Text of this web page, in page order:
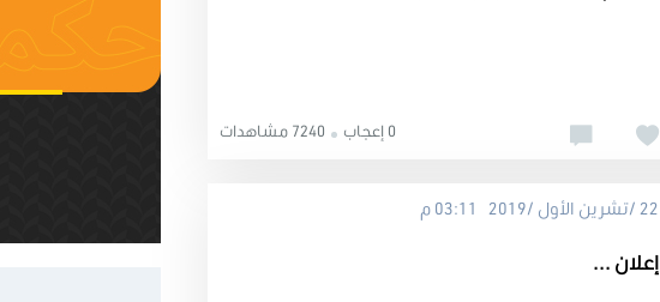
7240 مشاهدات 0 إعجاب
22 /تشرين الأول /2019 03:11 م
إعلان ...